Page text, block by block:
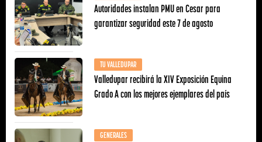
Autoridades instalan PMU en Cesar para
garantizar seguridad este 7 de agosto
TU VALLEDUPAR
Valledupar recibirá la XIV Exposición Equina
Grado A con los mejores ejemplares del país
GENERALES